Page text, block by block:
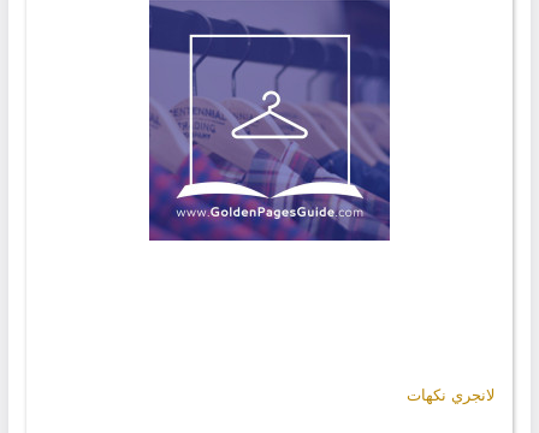
لانجري نكهات